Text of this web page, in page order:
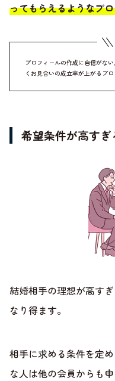
ってもらえるようなプ
プロフィールの作成に自信がな
くお見合いの成立率が上がるプ
希望条件が高すぎ
結婚相手の理想が高す
なり得ます。
相手に求める条件を定
な人は他の会員からも